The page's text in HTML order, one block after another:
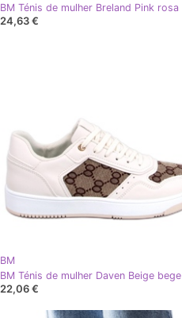
BM Ténis de mulher Breland Pink rosa
24,63 €
BM
BM Ténis de mulher Daven Beige bege
22,06 €